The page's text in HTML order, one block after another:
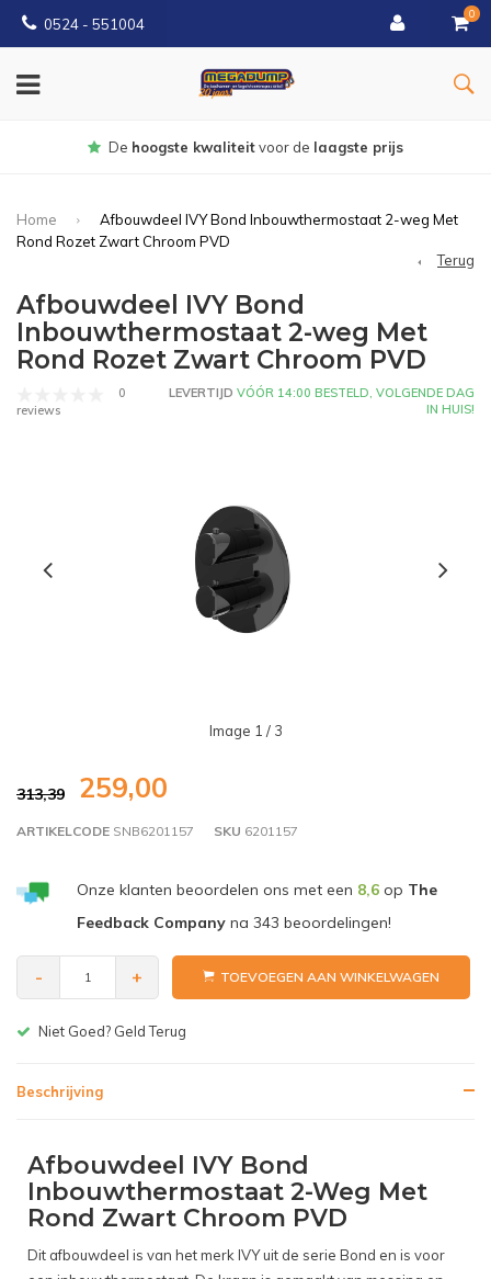
0524 - 551004
0
Gratisbezorgd vanaf
Home
Afbouwdeel IVY Bond Inbouwthermostaat 2-weg Met
Rond Rozet Zwart Chroom PVD
Terug
Afbouwdeel IVY Bond
Inbouwthermostaat 2-weg Met
Rond Rozet Zwart Chroom PVD
0
reviews
LEVERTIJD VÓÓR 14:00 BESTELD, VOLGENDE DAG
IN HUIS!
Image 1 / 3
313,39 259,00
ARTIKELCODE SNB6201157 SKU 6201157
Onze klanten beoordelen ons met een 8,6op The
Feedback Companyna 343 beoordelingen!
- + TOEVOEGEN AAN WINKELWAGEN
Geld Terug
Beschrijving
Afbouwdeel IVY Bond
Inbouwthermostaat 2-Weg Met
Rond Zwart Chroom PVD
Dit afbouwdeel is van het merk IVY uit de serie Bond en is voor